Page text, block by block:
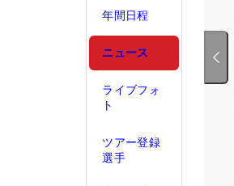
年間日程
ニュース
ライブフォ
ト
ツアー登録
選手